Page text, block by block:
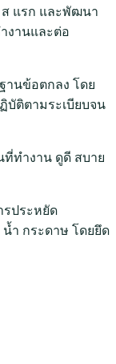
ส แรก และพัฒนา
งานและต่อ
านข้อตกลง โดย
บัติตามระเบียบจน
ที่ทำงาน ดูดี สบาย
รประหยัด
ำ กระดาษ โดยยึด